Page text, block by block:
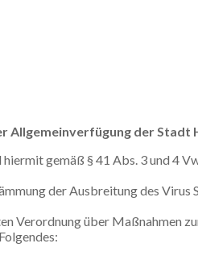
Allgemeinverfügung der Stadt
gemäß § 41 Abs. 3 und 4
der Ausbreitung des Virus
Verordnung über Maßnahmen